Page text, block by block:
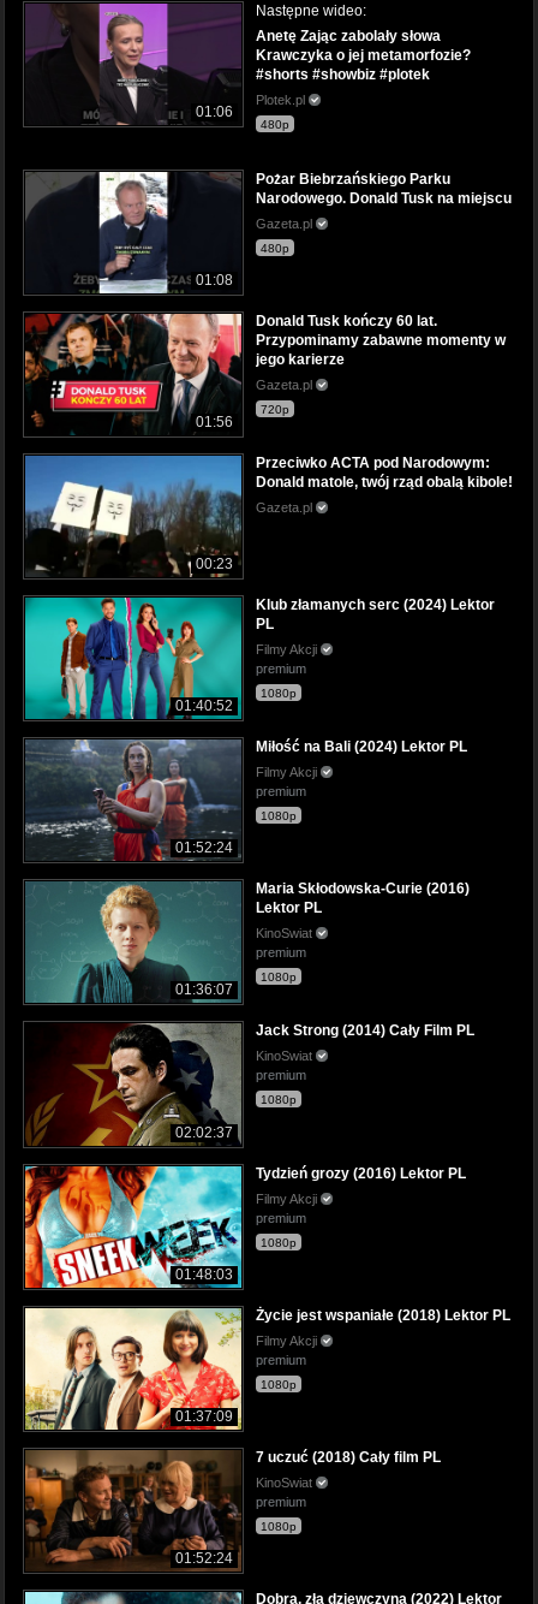
01:06
Następne wideo:
Anetę Zając zabolały słowa
Krawczyka o jej metamorfozie?
#shorts #showbiz #plotek
Plotek.pl
480p
01:08
Pożar Biebrzańskiego Parku
Narodowego. Donald Tusk na miejscu
Gazeta.pl
480p
01:56
Donald Tusk kończy 60 lat.
Przypominamy zabawne momenty w
jego karierze
Gazeta.pl
720p
00:23
Przeciwko ACTA pod Narodowym:
Donald matole, twój rząd obalą kibole!
Gazeta.pl
01:40:52
Klub złamanych serc (2024) Lektor
PL
Filmy Akcji
premium
1080p
01:52:24
Miłość na Bali (2024) Lektor PL
Filmy Akcji
premium
1080p
01:36:07
Maria Skłodowska-Curie (2016)
Lektor PL
KinoSwiat
premium
1080p
02:02:37
Jack Strong (2014) Cały Film PL
KinoSwiat
premium
1080p
01:48:03
Tydzień grozy (2016) Lektor PL
Filmy Akcji
premium
1080p
01:37:09
Życie jest wspaniałe (2018) Lektor PL
Filmy Akcji
premium
1080p
01:52:24
7 uczuć (2018) Cały film PL
KinoSwiat
premium
1080p
Dobra, zła dziewczyna (2022) Lektor